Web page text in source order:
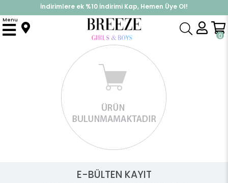
%30 Sepette Yaz İndirimi, Hemen Al!
İndirimlere ek %10 İndirimi Kap, Hemen Üye Ol!
0
Menu
E-BÜLTEN KAYIT